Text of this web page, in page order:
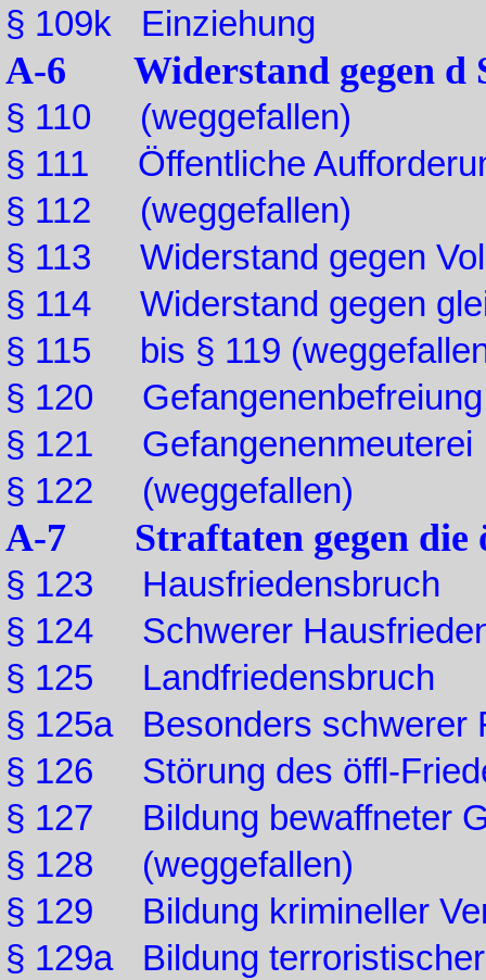
§ 109k Einziehung
A-6 Widerstand gegen d
§ 110 (weggefallen)
§ 111 Öffentliche
§ 112 (weggefallen)
§ 113 Widerstand gegen
§ 114 Widerstand gegen
§ 115 bis § 119
§ 120 Gefangenenbefreiung
§ 121 Gefangenenmeuterei
§ 122 (weggefallen)
A-7 Straftaten gegen die
§ 123 Hausfriedensbruch
§ 124 Schwerer
§ 125 Landfriedensbruch
§ 125a Besonders schwerer
§ 126 Störung des öffl-
§ 127 Bildung bewaffneter
§ 128 (weggefallen)
§ 129 Bildung krimineller
§ 129a Bildung